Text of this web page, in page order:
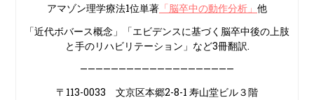
アマゾン理学療法1位単著 「脳卒中の動作分析」 他
「近代ボバース概念」「エビデンスに基づく脳卒中後の上肢
と手のリハビリテーション」など3冊翻訳.
————————————————————
〒113-0033 文京区本郷2-8-1 寿山堂ビル３階